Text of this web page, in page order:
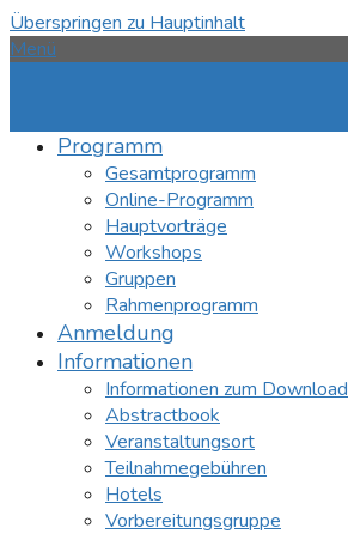
Überspringen zu Hauptinhalt
Menü
Programm
Gesamtprogramm
Online-Programm
Hauptvorträge
Workshops
Gruppen
Rahmenprogramm
Anmeldung
Informationen
Informationen zum Download
Abstractbook
Veranstaltungsort
Teilnahmegebühren
Hotels
Vorbereitungsgruppe